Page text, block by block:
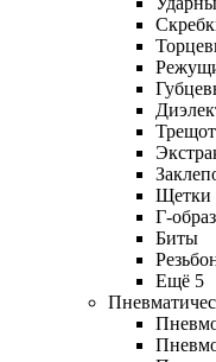
Щетки
Г-
Биты
Ещё 5